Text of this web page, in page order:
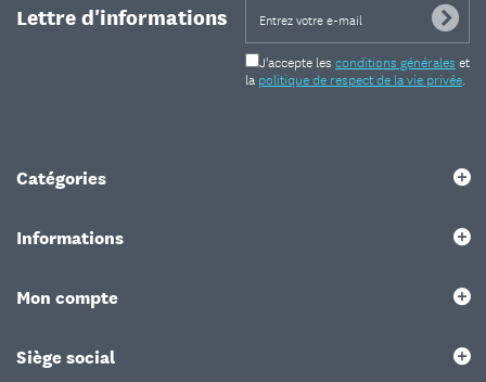
Lettre d'informations
J'accepte les conditions générales et
la politique de respect de la vie privée.
Catégories
Informations
Mon compte
Siège social